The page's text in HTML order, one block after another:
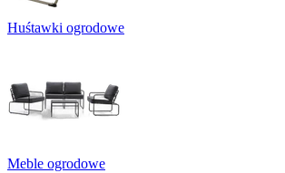
Huśtawki ogrodowe
Meble ogrodowe